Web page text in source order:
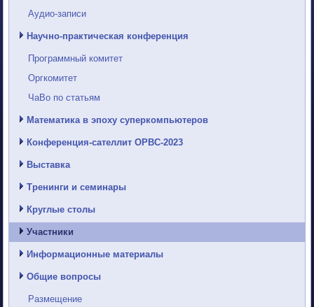
Аудио-записи
Научно-практическая конференция
Программный комитет
Оргкомитет
ЧаВо по статьям
Математика в эпоху суперкомпьютеров
Конференция-сателлит ОРВС-2023
Выставка
Тренинги и семинары
Круглые столы
Участники
Информационные материалы
Общие вопросы
Размещение